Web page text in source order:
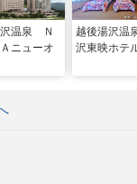
沢温泉 Ｎ
ニューオ
越後湯沢
沢東映ホテ